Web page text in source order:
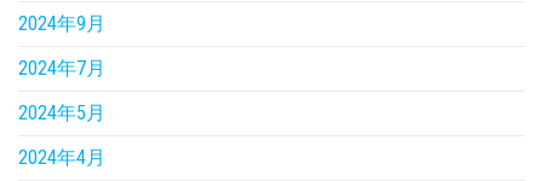
2024年9月
2024年7月
2024年5月
2024年4月